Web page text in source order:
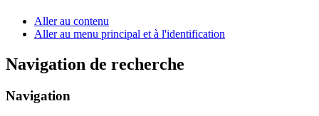
Aller au contenu
Aller au menu principal et à l'identification
Navigation de recherche
Navigation